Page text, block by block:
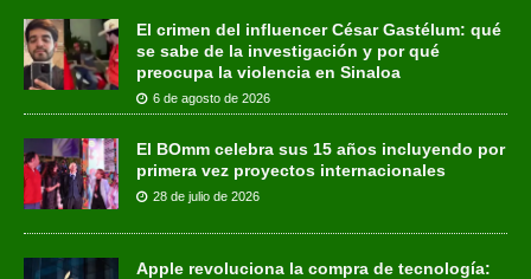
El crimen del influencer César Gastélum: qué
se sabe de la investigación y por qué
preocupa la violencia en Sinaloa
6 de agosto de 2026
El BOmm celebra sus 15 años incluyendo por
primera vez proyectos internacionales
28 de julio de 2026
Apple revoluciona la compra de tecnología: